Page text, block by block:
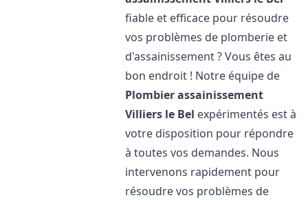
fiable et efficace pour résoudre
vos problèmes de plomberie et
d'assainissement ? Vous êtes au
bon endroit ! Notre équipe de
Plombier assainissement
Villiers le Bel expérimentés est à
votre disposition pour répondre
à toutes vos demandes. Nous
intervenons rapidement pour
résoudre vos problèmes de